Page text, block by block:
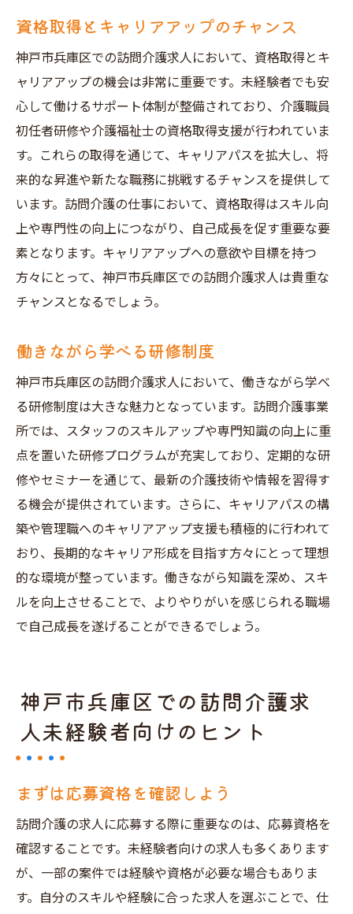
相談窓口を利用する際の準備
オンライン面接のポイント
求人サイトと相談窓口の併用方法
未経験者でも大丈夫神戸市兵庫区の訪問介護求
人案内
初心者向けの訪問介護求人とは
未経験者歓迎の求人特集
研修制度の充実した企業を選ぶ
訪問介護の現場で役立つ知識と技術
サポート体制の充実した職場
者向けガイド
ステップバイステップの求人探しガイド
神戸市兵庫区の介護施設紹介
求人応募のタイミングとコツ
待機期間中にできる準備
採用後の初期対応と研修
長期的なキャリアパスを描く
資格取得とキャリアアップのチャンス
神戸市兵庫区での訪問介護求人において、資格取得とキ
ャリアアップの機会は非常に重要です。未経験者でも安
心して働けるサポート体制が整備されており、介護職員
初任者研修や介護福祉士の資格取得支援が行われていま
す。これらの取得を通じて、キャリアパスを拡大し、将
来的な昇進や新たな職務に挑戦するチャンスを提供して
います。訪問介護の仕事において、資格取得はスキル向
上や専門性の向上につながり、自己成長を促す重要な要
素となります。キャリアアップへの意欲や目標を持つ
方々にとって、神戸市兵庫区での訪問介護求人は貴重な
チャンスとなるでしょう。
働きながら学べる研修制度
神戸市兵庫区の訪問介護求人において、働きながら学べ
る研修制度は大きな魅力となっています。訪問介護事業
所では、スタッフのスキルアップや専門知識の向上に重
点を置いた研修プログラムが充実しており、定期的な研
修やセミナーを通じて、最新の介護技術や情報を習得す
る機会が提供されています。さらに、キャリアパスの構
築や管理職へのキャリアアップ支援も積極的に行われて
おり、長期的なキャリア形成を目指す方々にとって理想
的な環境が整っています。働きながら知識を深め、スキ
ルを向上させることで、よりやりがいを感じられる職場
で自己成長を遂げることができるでしょう。
神戸市兵庫区での訪問介護求
人未経験者向けのヒント
まずは応募資格を確認しよう
訪問介護の求人に応募する際に重要なのは、応募資格を
確認することです。未経験者向けの求人も多くあります
が、一部の案件では経験や資格が必要な場合もありま
す。自分のスキルや経験に合った求人を選ぶことで、仕